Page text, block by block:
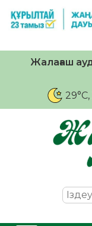
Жалағаш
29°C